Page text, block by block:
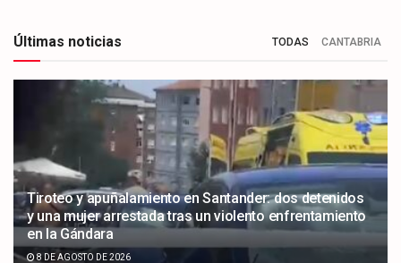
Últimas noticias TODAS CANTABRIA
Tiroteo y apuñalamiento en Santander: dos detenidos
y una mujer arrestada tras un violento enfrentamiento
en la Gándara
8 DE AGOSTO DE 2026